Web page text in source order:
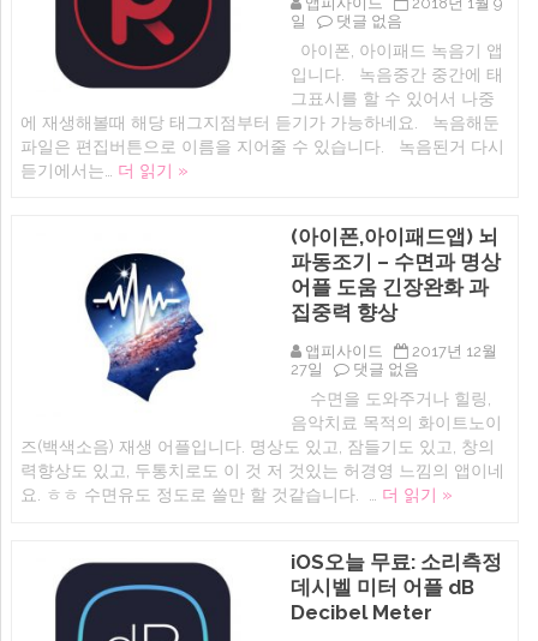
완
리
(백
색
소
음
재
일
iOS
오
늘
무
료:
녹
음
(아
이
폰,
아
이
패
드
녹
음
어
플)
에
댓글 없음
아이폰, 아이패드 녹음기 앱
입니다. 녹음중간 중간에 태
그표시를 할 수 있어서 나중
에 재생해볼때 해당 태그지점부터 듣기가 가능하네요. 녹음해둔
파일은 편집버튼으로 이름을 지어줄 수 있습니다. 녹음된거 다시
듣기에서는… 더 읽기 »
(아이폰,아이패드앱) 뇌
파동조기 – 수면과 명상
어플 도움 긴장완화 과
집중력 향상
앱피사이드
2017년 12월
27일
(아
폰,
아
이
패
드
앱)
조
기
수
댓글 없음
수면을 도와주거나 힐링,
음악치료 목적의 화이트노이
즈(백색소음) 재생 어플입니다. 명상도 있고, 잠들기도 있고, 창의
력향상도 있고, 두통치로도 이 것 저 것있는 허경영 느낌의 앱이네
요. ㅎㅎ 수면유도 정도로 쓸만 할 것같습니다. … 더 읽기 »
iOS오늘 무료: 소리측정
데시벨 미터 어플 dB
Decibel Meter